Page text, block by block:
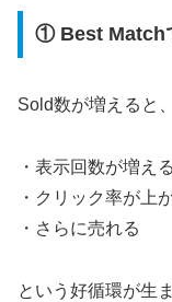
① Best Match
Sold数が増えると、
・表示回数が増える
・クリック率が上
・さらに売れる
という好循環が生